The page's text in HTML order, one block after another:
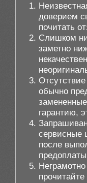
доверием
почитать
Слишком
заметно
обычно
гарантию,
сервисные
после